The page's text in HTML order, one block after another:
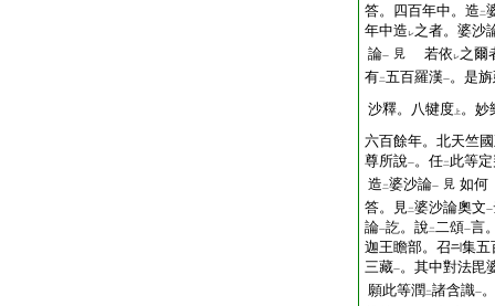
答。四百年中。造 二
年中造 レ之者。婆沙
論一 見 若依 レ之爾
有二五百羅漢一。是
沙釋。八犍度 上 。妙
六百餘年。北天竺
尊所說一。任二 此等
造 二婆沙論一 見 如何
答。見二婆沙論奧文一
論一訖。說二二頌一言
迦王瞻部。召
集五
三藏一。其中對法毘
願此等潤 二諸含識一